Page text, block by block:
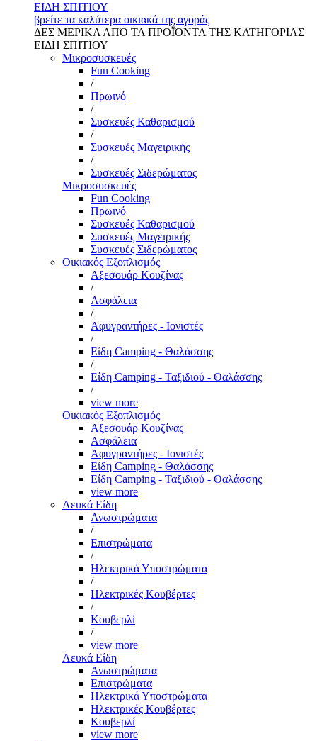
ΕΙΔΗ ΣΠΙΤΙΟΥ
βρείτε τα καλύτερα οικιακά της αγοράς
ΔΕΣ ΜΕΡΙΚΑ ΑΠΌ ΤΑ ΠΡΟΪΌΝΤΑ ΤΗΣ ΚΑΤΗΓΟΡΙΑΣ
ΕΙΔΗ ΣΠΙΤΙΟΥ
Μικροσυσκευές
Fun Cooking
/
Πρωινό
/
Συσκευές Καθαρισμού
/
Συσκευές Μαγειρικής
/
Συσκευές Σιδερώματος
Μικροσυσκευές
Fun Cooking
Πρωινό
Συσκευές Καθαρισμού
Συσκευές Μαγειρικής
Συσκευές Σιδερώματος
Οικιακός Εξοπλισμός
Αξεσουάρ Κουζίνας
/
Ασφάλεια
/
Αφυγραντήρες - Ιονιστές
/
Είδη Camping - Θαλάσσης
/
Είδη Camping - Ταξιδιού - Θαλάσσης
/
view more
Οικιακός Εξοπλισμός
Αξεσουάρ Κουζίνας
Ασφάλεια
Αφυγραντήρες - Ιονιστές
Είδη Camping - Θαλάσσης
Είδη Camping - Ταξιδιού - Θαλάσσης
view more
Λευκά Είδη
Ανωστρώματα
/
Επιστρώματα
/
Ηλεκτρικά Υποστρώματα
/
Ηλεκτρικές Κουβέρτες
/
Κουβερλί
/
view more
Λευκά Είδη
Ανωστρώματα
Επιστρώματα
Ηλεκτρικά Υποστρώματα
Ηλεκτρικές Κουβέρτες
Κουβερλί
view more